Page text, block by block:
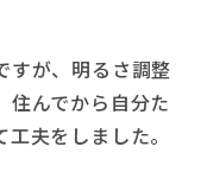
すが、明るさ調整
住んでから自分た
夫をしました。